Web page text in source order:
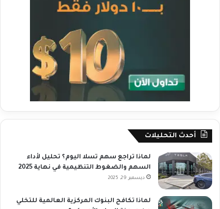
أحدث التحليلات
لماذا تراجع سهم تسلا اليوم؟ تحليل لأداء
السهم والضغوط التنظيمية في نهاية 2025
ديسمبر 29, 2025
لماذا تكافح البنوك المركزية العالمية للتخلي